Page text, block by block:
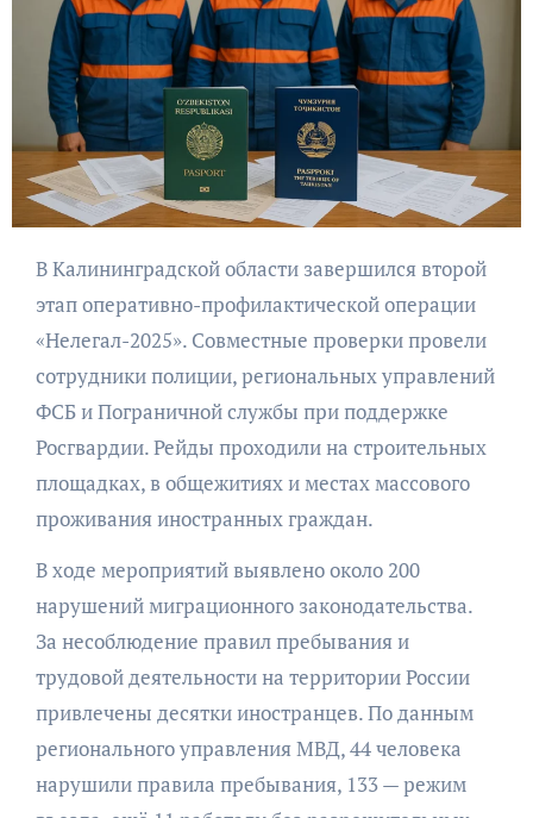
В Калининградской области завершился второй
этап оперативно-профилактической операции
«Нелегал-2025». Совместные проверки провели
сотрудники полиции, региональных управлений
ФСБ и Пограничной службы при поддержке
Росгвардии. Рейды проходили на строительных
площадках, в общежитиях и местах массового
проживания иностранных граждан.
В ходе мероприятий выявлено около 200
нарушений миграционного законодательства.
За несоблюдение правил пребывания и
трудовой деятельности на территории России
привлечены десятки иностранцев. По данным
регионального управления МВД, 44 человека
нарушили правила пребывания, 133 — режим